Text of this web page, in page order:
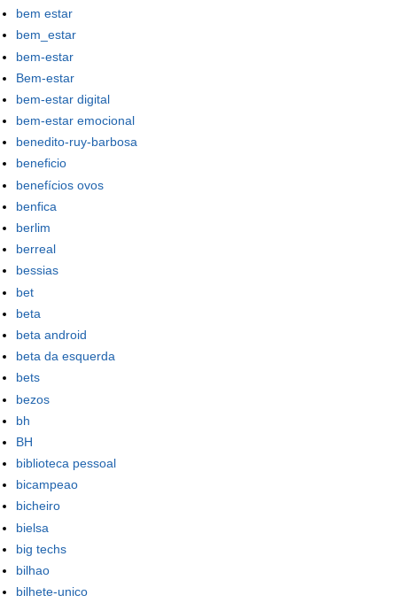
bem estar
bem_estar
bem-estar
Bem-estar
bem-estar digital
bem-estar emocional
benedito-ruy-barbosa
beneficio
benefícios ovos
benfica
berlim
berreal
bessias
bet
beta
beta android
beta da esquerda
bets
bezos
bh
BH
biblioteca pessoal
bicampeao
bicheiro
bielsa
big techs
bilhao
bilhete-unico